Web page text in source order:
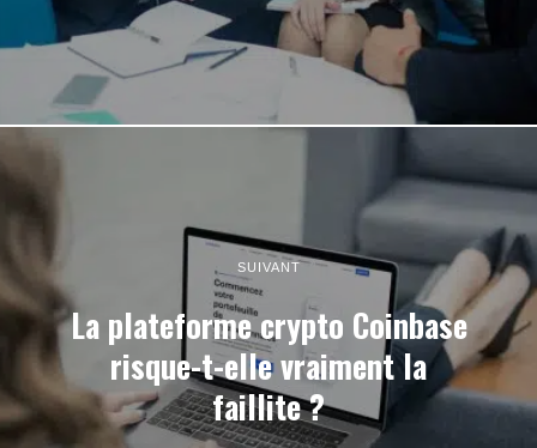
SUIVANT
La plateforme crypto Coinbase
risque-t-elle vraiment la
faillite ?